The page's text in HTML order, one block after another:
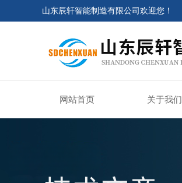
山东辰轩智能制造有限公司欢迎您！
网站首页 关于我们